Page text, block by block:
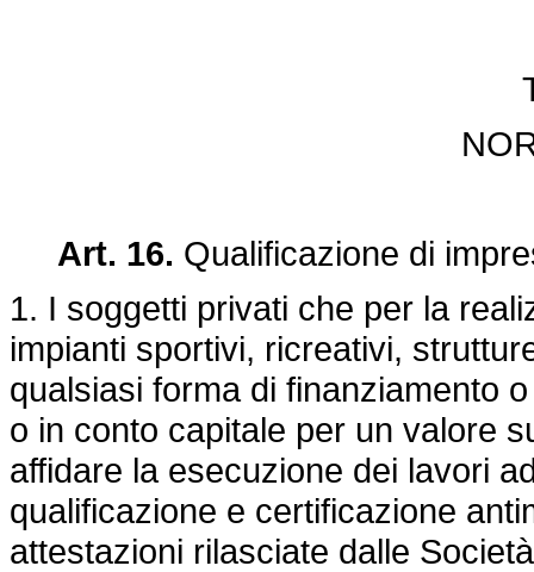
Art. 16. Qualificazione di
1. I soggetti privati che per la
impianti sportivi, ricreativi,
qualsiasi forma di finanziamento
o in conto capitale per un valore
affidare la esecuzione dei lavori
qualificazione e certificazione
attestazioni rilasciate dalle